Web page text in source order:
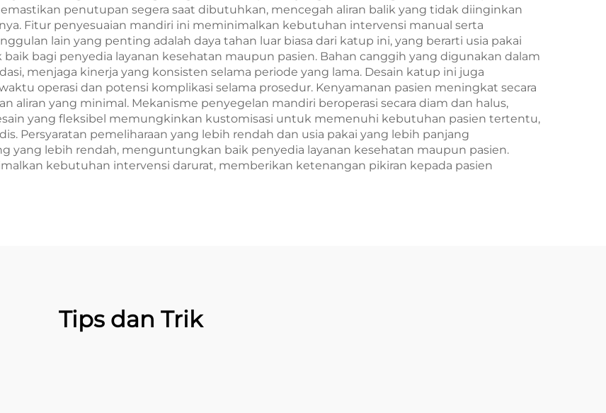
penutupan segera saat dibutuhkan, mencegah aliran balik yang tidak diinginkan
Fitur penyesuaian mandiri ini meminimalkan kebutuhan intervensi manual serta
lain yang penting adalah daya tahan luar biasa dari katup ini, yang berarti usia pakai
bagi penyedia layanan kesehatan maupun pasien. Bahan canggih yang digunakan dalam
menjaga kinerja yang konsisten selama periode yang lama. Desain katup ini juga
operasi dan potensi komplikasi selama prosedur. Kenyamanan pasien meningkat secara
aliran yang minimal. Mekanisme penyegelan mandiri beroperasi secara diam dan halus,
yang fleksibel memungkinkan kustomisasi untuk memenuhi kebutuhan pasien tertentu,
Persyaratan pemeliharaan yang lebih rendah dan usia pakai yang lebih panjang
yang lebih rendah, menguntungkan baik penyedia layanan kesehatan maupun pasien.
kebutuhan intervensi darurat, memberikan ketenangan pikiran kepada pasien
Tips dan Trik